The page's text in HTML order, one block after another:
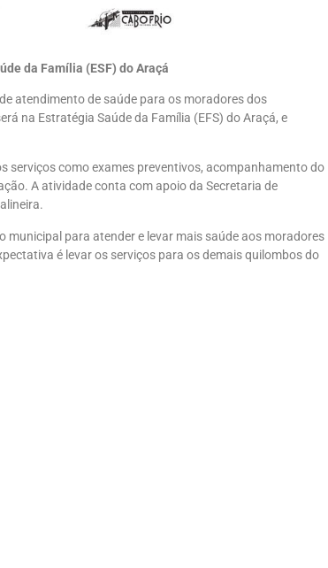
da Família (ESF) do Araçá
atendimento de saúde para os moradores dos
na Estratégia Saúde da Família (EFS) do Araçá, e
serviços como exames preventivos, acompanhamento do
A atividade conta com apoio da Secretaria de
para atender e levar mais saúde aos moradores
é levar os serviços para os demais quilombos do